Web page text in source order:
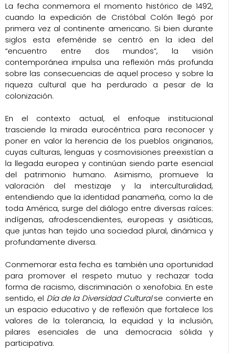
La fecha conmemora el momento histórico de 1492,
cuando la expedición de Cristóbal Colón llegó por
primera vez al continente americano. Si bien durante
siglos esta efeméride se centró en la idea del
“encuentro entre dos mundos”, la visión
contemporánea impulsa una reflexión más profunda
sobre las consecuencias de aquel proceso y sobre la
riqueza cultural que ha perdurado a pesar de la
colonización.
En el contexto actual, el enfoque institucional
trasciende la mirada eurocéntrica para reconocer y
poner en valor la herencia de los pueblos originarios,
cuyas culturas, lenguas y cosmovisiones preexistían a
la llegada europea y continúan siendo parte esencial
del patrimonio humano. Asimismo, promueve la
valoración del mestizaje y la interculturalidad,
entendiendo que la identidad panameña, como la de
toda América, surge del diálogo entre diversas raíces:
indígenas, afrodescendientes, europeas y asiáticas,
que juntas han tejido una sociedad plural, dinámica y
profundamente diversa.
Conmemorar esta fecha es también una oportunidad
para promover el respeto mutuo y rechazar toda
forma de racismo, discriminación o xenofobia. En este
sentido, el Día de la Diversidad Culturalse convierte en
un espacio educativo y de reflexión que fortalece los
valores de la tolerancia, la equidad y la inclusión,
pilares esenciales de una democracia sólida y
participativa.